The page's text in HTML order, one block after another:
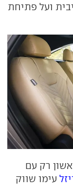
ועל פתיחת
רק עם
עימו שווק